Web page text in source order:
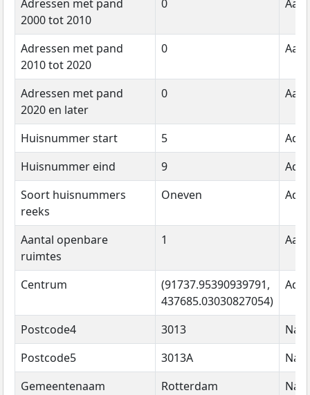
Adressen met pand
2000 tot 2010
0
Adressen met pand
2010 tot 2020
0
Adressen met pand
2020 en later
0
Huisnummer start 5
Huisnummer eind
9
Soort huisnummers
reeks
Oneven
Aantal openbare
ruimtes
1
Centrum
(91737.95390939791,
437685.03030827054)
Postcode4 3013
Postcode5
3013A
Gemeentenaam
Rotterdam